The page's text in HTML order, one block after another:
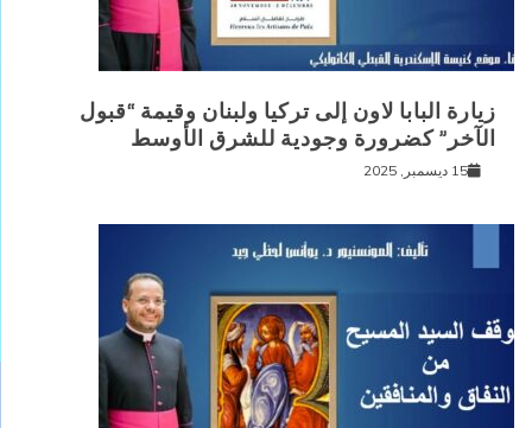
زيارة البابا لاون إلى تركيا ولبنان وقيمة “قبول
الآخر” كضرورة وجودية للشرق الأوسط
15 ديسمبر, 2025